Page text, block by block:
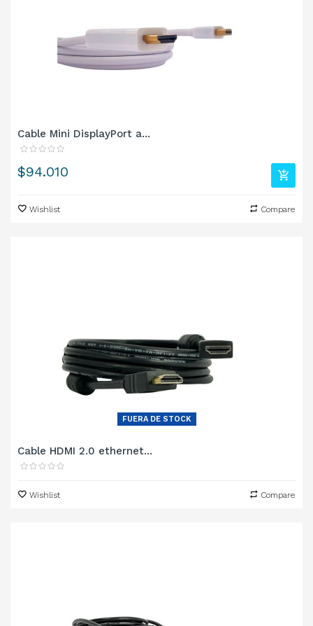
Cable Mini DisplayPort a...
Precio
$94.010
Wishlist Compare
FUERA DE STOCK
Cable HDMI 2.0 ethernet...
Wishlist Compare